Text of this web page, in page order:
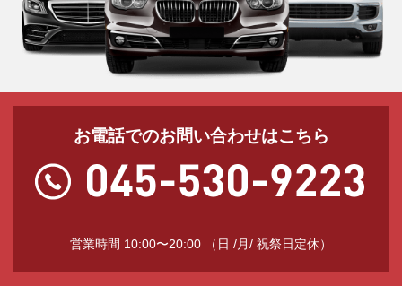
お電話でのお問い合わせはこちら
営業時間 10:00〜20:00 （日 /月/ 祝祭日定休）